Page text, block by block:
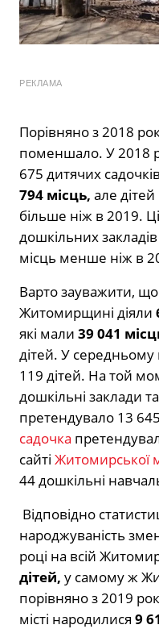
РЕКЛАМА
Порівняно з 2018
поменшало. У 2018
675 дитячих
794 місць, але
більше ніж в 2019.
дошкільних
місць менше ніж в
Варто зауважити,
Житомирщині діяли
які мали 39 041
дітей. У
119 дітей. На той
дошкільні заклади
претендувало 13
садочка
сайті Житомирської
44 дошкільні
Відповідно
народжуваність
році на всій
дітей, у самому ж
порівняно з 2019
місті народилися 9